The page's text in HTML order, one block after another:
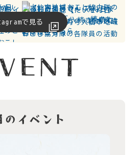
で見る